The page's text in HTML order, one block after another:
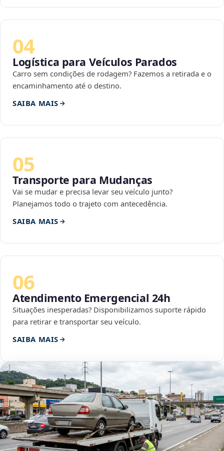
04
Logística para Veículos Parados
Carro sem condições de rodagem? Fazemos a retirada e o
encaminhamento até o destino.
SAIBA MAIS
05
Transporte para Mudanças
Vai se mudar e precisa levar seu veículo junto?
Planejamos todo o trajeto com antecedência.
SAIBA MAIS
06
Atendimento Emergencial 24h
Situações inesperadas? Disponibilizamos suporte rápido
para retirar e transportar seu veículo.
SAIBA MAIS